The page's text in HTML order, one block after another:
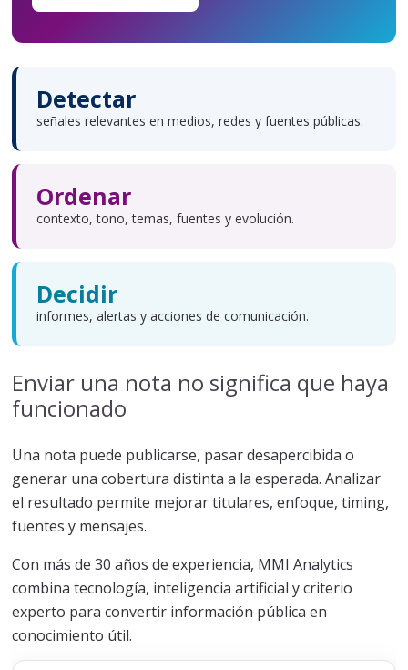
Detectar
señales relevantes en medios, redes y fuentes públicas.
Ordenar
contexto, tono, temas, fuentes y evolución.
Decidir
informes, alertas y acciones de comunicación.
Enviar una nota no significa que haya
funcionado
Una nota puede publicarse, pasar desapercibida o
generar una cobertura distinta a la esperada. Analizar
el resultado permite mejorar titulares, enfoque, timing,
fuentes y mensajes.
Con más de 30 años de experiencia, MMI Analytics
combina tecnología, inteligencia artificial y criterio
experto para convertir información pública en
conocimiento útil.